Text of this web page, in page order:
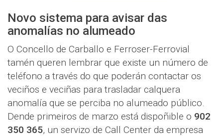
Novo sistema para avisar das
anomalías no alumeado
O Concello de Carballo e Ferroser-Ferrovial
tamén queren lembrar que existe un número de
teléfono a través do que poderán contactar os
veciños e veciñas para trasladar calquera
anomalía que se perciba no alumeado público.
Dende primeiros de marzo está dispoñible o 902
350 365, un servizo de Call Center da empresa